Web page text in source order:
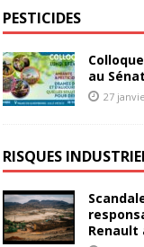
PESTICIDES
au
27
RISQUES
Renault